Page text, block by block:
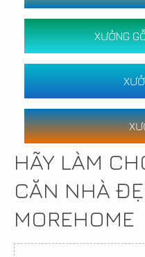
XƯỞNG
HÃY LÀM
CĂN NHÀ
MOREHOME